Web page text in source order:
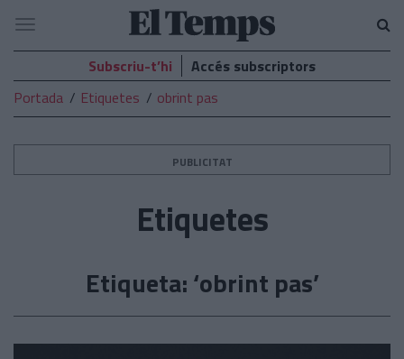
El
Temps
Navegació
Subscriu-t’hi
Accés subscriptors
Portada
Etiquetes obrint pas
PUBLICITAT
Etiquetes
Etiqueta: ‘obrint pas’